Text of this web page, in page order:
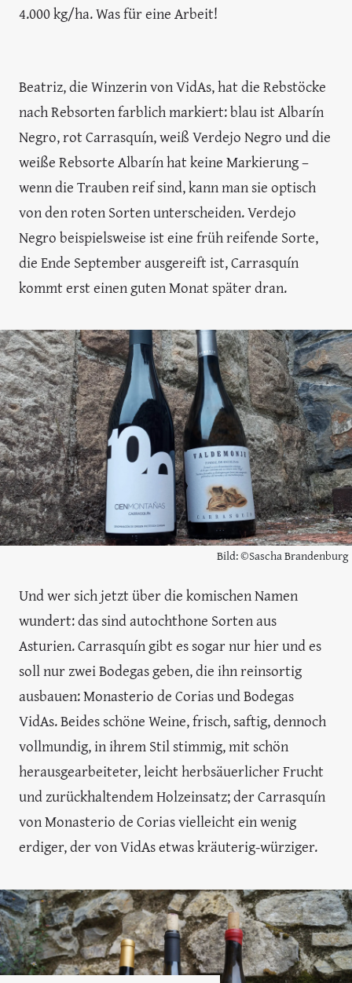
4.000 kg/ha. Was für eine Arbeit!
Beatriz, die Winzerin von VidAs, hat die Rebstöcke
nach Rebsorten farblich markiert: blau ist Albarín
Negro, rot Carrasquín, weiß Verdejo Negro und die
weiße Rebsorte Albarín hat keine Markierung –
wenn die Trauben reif sind, kann man sie optisch
von den roten Sorten unterscheiden. Verdejo
Negro beispielsweise ist eine früh reifende Sorte,
die Ende September ausgereift ist, Carrasquín
kommt erst einen guten Monat später dran.
Bild: ©Sascha Brandenburg
Und wer sich jetzt über die komischen Namen
wundert: das sind autochthone Sorten aus
Asturien. Carrasquín gibt es sogar nur hier und es
soll nur zwei Bodegas geben, die ihn reinsortig
ausbauen: Monasterio de Corias und Bodegas
VidAs. Beides schöne Weine, frisch, saftig, dennoch
vollmundig, in ihrem Stil stimmig, mit schön
herausgearbeiteter, leicht herbsäuerlicher Frucht
und zurückhaltendem Holzeinsatz; der Carrasquín
von Monasterio de Corias vielleicht ein wenig
erdiger, der von VidAs etwas kräuterig-würziger.